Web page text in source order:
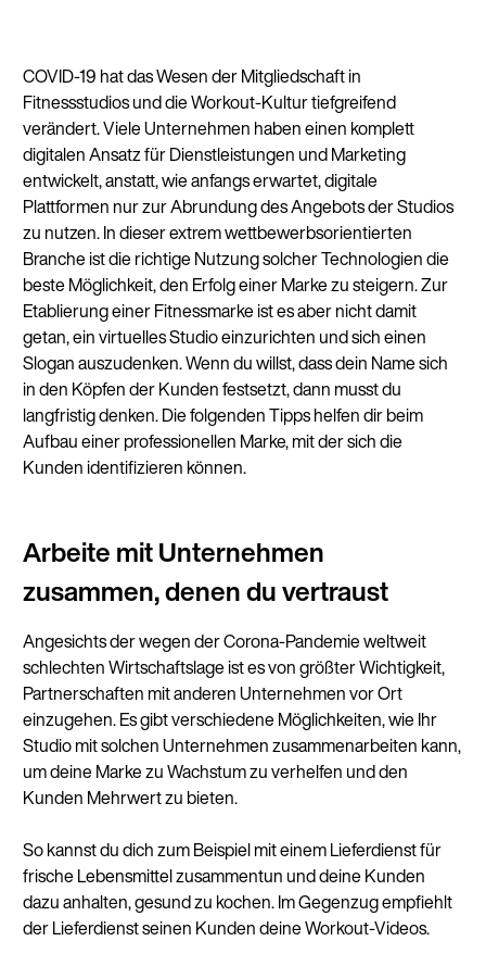
COVID-19 hat das Wesen der Mitgliedschaft in
Fitnessstudios und die Workout-Kultur tiefgreifend
verändert. Viele Unternehmen haben einen komplett
digitalen Ansatz für Dienstleistungen und Marketing
entwickelt, anstatt, wie anfangs erwartet, digitale
Plattformen nur zur Abrundung des Angebots der Studios
zu nutzen. In dieser extrem wettbewerbsorientierten
Branche ist die richtige Nutzung solcher Technologien die
beste Möglichkeit, den Erfolg einer Marke zu steigern. Zur
Etablierung einer Fitnessmarke ist es aber nicht damit
getan, ein virtuelles Studio einzurichten und sich einen
Slogan auszudenken. Wenn du willst, dass dein Name sich
in den Köpfen der Kunden festsetzt, dann musst du
langfristig denken. Die folgenden Tipps helfen dir beim
Aufbau einer professionellen Marke, mit der sich die
Kunden identifizieren können.
Arbeite mit Unternehmen
zusammen, denen du vertraust
Angesichts der wegen der Corona-Pandemie weltweit
schlechten Wirtschaftslage ist es von größter Wichtigkeit,
Partnerschaften mit anderen Unternehmen vor Ort
einzugehen. Es gibt verschiedene Möglichkeiten, wie Ihr
Studio mit solchen Unternehmen zusammenarbeiten kann,
um deine Marke zu Wachstum zu verhelfen und den
Kunden Mehrwert zu bieten.
So kannst du dich zum Beispiel mit einem Lieferdienst für
frische Lebensmittel zusammentun und deine Kunden
dazu anhalten, gesund zu kochen. Im Gegenzug empfiehlt
der Lieferdienst seinen Kunden deine Workout-Videos.